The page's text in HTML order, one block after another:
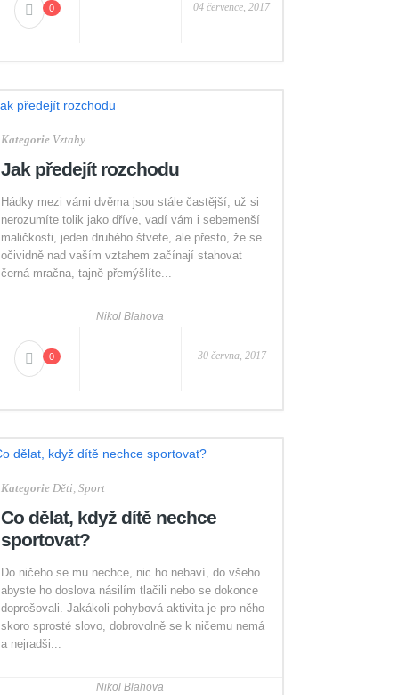
0 04 července, 2017
Kategorie Vztahy
Jak předejít rozchodu
Hádky mezi vámi dvěma jsou stále častější, už si
nerozumíte tolik jako dříve, vadí vám i sebemenší
maličkosti, jeden druhého štvete, ale přesto, že se
očividně nad vaším vztahem začínají stahovat
černá mračna, tajně přemýšlíte...
0
Nikol Blahova
30 června, 2017
Kategorie Děti, Sport
Co dělat, když dítě nechce
sportovat?
Do ničeho se mu nechce, nic ho nebaví, do všeho
abyste ho doslova násilím tlačili nebo se dokonce
doprošovali. Jakákoli pohybová aktivita je pro něho
skoro sprosté slovo, dobrovolně se k ničemu nemá
a nejradši...
Nikol Blahova